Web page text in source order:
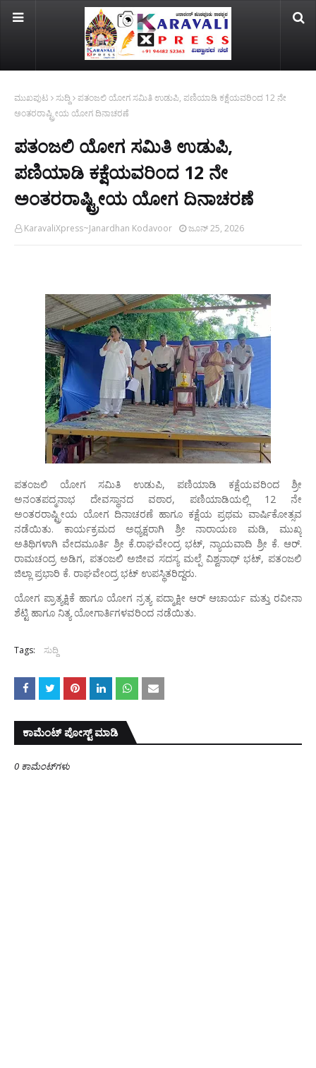
ಮುಖಪುಟ ಸುದ್ದಿ
ಪತಂಜಲಿ ಯೋಗ ಸಮಿತಿ ಉಡುಪಿ, ಪಣಿಯಾಡಿ ಕಕ್ಷೆಯವರಿಂದ 12 ನೇ
ಅಂತರರಾಷ್ಟ್ರೀಯ ಯೋಗ ದಿನಾಚರಣೆ
ಪತಂಜಲಿ ಯೋಗ ಸಮಿತಿ ಉಡುಪಿ,
ಪಣಿಯಾಡಿ ಕಕ್ಷೆಯವರಿಂದ 12 ನೇ
ಅಂತರರಾಷ್ಟ್ರೀಯ ಯೋಗ ದಿನಾಚರಣೆ
KaravaliXpress~Janardhan Kodavoor ಜೂನ್ 25, 2026
ಪತಂಜಲಿ ಯೋಗ ಸಮಿತಿ ಉಡುಪಿ, ಪಣಿಯಾಡಿ ಕಕ್ಷೆಯವರಿಂದ ಶ್ರೀ
ಅನಂತಪದ್ಮನಾಭ ದೇವಸ್ಥಾನದ ವಠಾರ, ಪಣಿಯಾಡಿಯಲ್ಲಿ 12 ನೇ
ಅಂತರರಾಷ್ಟ್ರೀಯ ಯೋಗ ದಿನಾಚರಣೆ ಹಾಗೂ ಕಕ್ಷೆಯ ಪ್ರಥಮ ವಾರ್ಷಿಕೋತ್ಸವ
ನಡೆಯಿತು. ಕಾರ್ಯಕ್ರಮದ ಅಧ್ಯಕ್ಷರಾಗಿ ಶ್ರೀ ನಾರಾಯಣ ಮಡಿ, ಮುಖ್ಯ
ಅತಿಥಿಗಳಾಗಿ ವೇದಮೂರ್ತಿ ಶ್ರೀ ಕೆ.ರಾಘವೇಂದ್ರ ಭಟ್, ನ್ಯಾಯವಾದಿ ಶ್ರೀ ಕೆ. ಆರ್.
ರಾಮಚಂದ್ರ ಅಡಿಗ, ಪತಂಜಲಿ ಅಜೀವ ಸದಸ್ಯ ಮಲ್ಪೆ ವಿಶ್ವನಾಥ್ ಭಟ್, ಪತಂಜಲಿ
ಜಿಲ್ಲಾ ಪ್ರಭಾರಿ ಕೆ. ರಾಘವೇಂದ್ರ ಭಟ್ ಉಪಸ್ಥಿತರಿದ್ದರು.
ಯೋಗ ಪ್ರಾತ್ಯಕ್ಷಿಕೆ ಹಾಗೂ ಯೋಗ ನ್ರತ್ಯ ಪದ್ಮಾಕ್ಷೀ ಆರ್ ಆಚಾರ್ಯ ಮತ್ತು ರವೀನಾ
ಶೆಟ್ಟಿ ಹಾಗೂ ನಿತ್ಯ ಯೋಗಾರ್ತಿಗಳವರಿಂದ ನಡೆಯಿತು.
Tags: ಸುದ್ದಿ
ಕಾಮೆಂಟ್‌‌ ಪೋಸ್ಟ್‌ ಮಾಡಿ
0 ಕಾಮೆಂಟ್‌ಗಳು